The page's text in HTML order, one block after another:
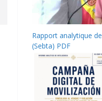
Rapport analytique
(Sebta) PDF